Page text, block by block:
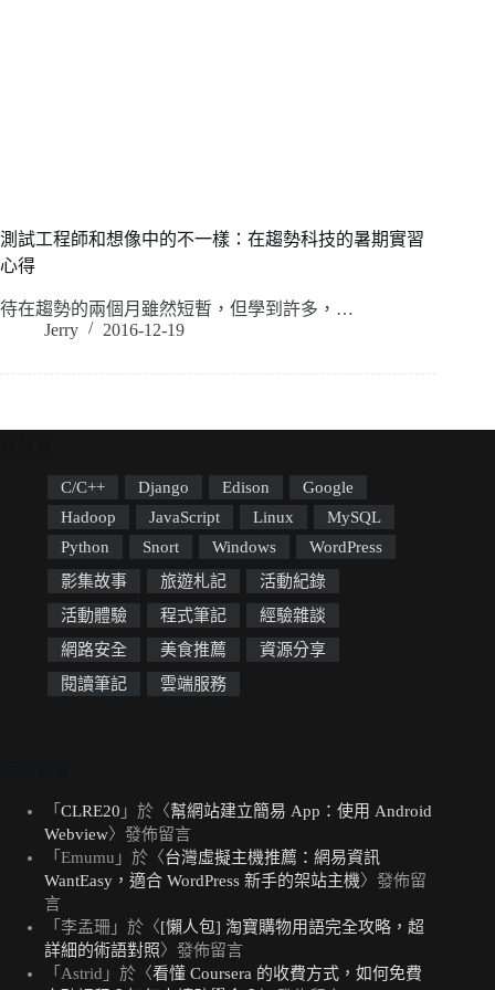
測試工程師和想像中的不一樣：在趨勢科技的暑期實習
心得
待在趨勢的兩個月雖然短暫，但學到許多，…
Jerry
2016-12-19
C/C++ Django Edison
Google
Hadoop
JavaScript Linux
MySQL
Python
Snort Windows
WordPress
影集故事
旅遊札記
活動紀錄
活動體驗
程式筆記
經驗雜談
網路安全
美食推薦
資源分享
閱讀筆記
雲端服務
「 CLRE20 」於〈幫網站建立簡易 App：使用 Android
Webview〉發佈留言
「 Emumu 」於〈台灣虛擬主機推薦：網易資訊
WantEasy，適合 WordPress 新手的架站主機〉發佈留
言
「 李孟珊 」於〈[懶人包] 淘寶購物用語完全攻略，超
詳細的術語對照〉發佈留言
「 Astrid 」於〈看懂 Coursera 的收費方式，如何免費